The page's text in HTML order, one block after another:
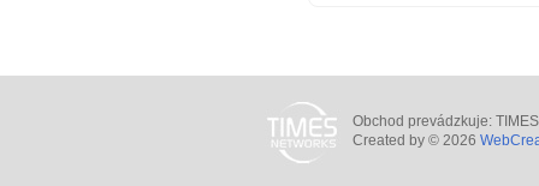
Obchod prevádzkuje:
Created by © 2026